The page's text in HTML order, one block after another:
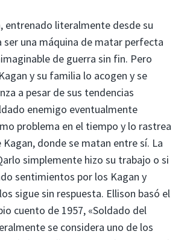
entrenado literalmente desde su
ser una máquina de matar perfecta
de guerra sin fin. Pero
y su familia lo acogen y se
a pesar de sus tendencias
enemigo eventualmente
problema en el tiempo y lo rastrea
Kagan, donde se matan entre sí. La
simplemente hizo su trabajo o si
sentimientos por los Kagan y
sigue sin respuesta. Ellison basó el
cuento de 1957, «Soldado del
se considera uno de los